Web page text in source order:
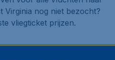
Virginia nog niet bezocht?
vliegticket prijzen.